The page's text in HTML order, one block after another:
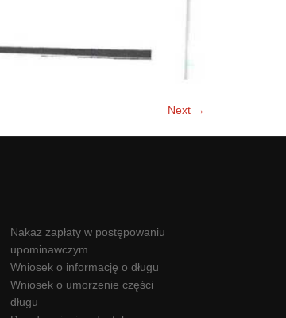
Next →
Nakaz zapłaty w postępowaniu
upominawczym
Wniosek o informację o długu
Wniosek o umorzenie części
długu